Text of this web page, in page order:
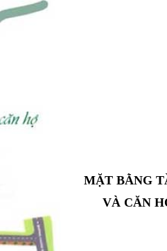
MẶT BẰNG
VÀ CĂN